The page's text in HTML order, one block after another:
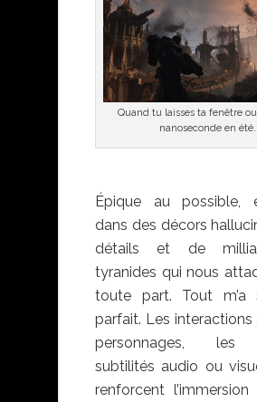
Quand tu laisses ta fenêtre
nanoseconde en été.
Épique au possible,
dans des décors
détails et de
tyranides qui nous
toute part. Tout m’a
parfait. Les interactions
personnages, les
subtilités audio ou
renforcent